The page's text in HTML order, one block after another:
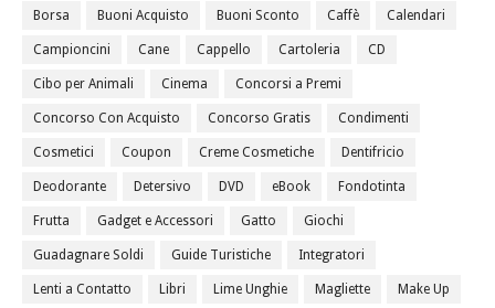
Borsa Buoni Acquisto Buoni Sconto Caffè Calendari
Campioncini Cane Cappello Cartoleria CD
Cibo per Animali Cinema Concorsi a Premi
Concorso Con Acquisto Concorso Gratis Condimenti
Cosmetici Coupon Creme Cosmetiche Dentifricio
Deodorante Detersivo DVD eBook Fondotinta
Frutta Gadget e Accessori Gatto Giochi
Guadagnare Soldi Guide Turistiche Integratori
Lenti a Contatto Libri Lime Unghie Magliette Make Up